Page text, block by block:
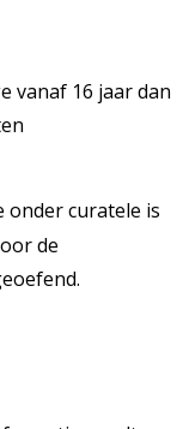
vanaf 16 jaar dan
onder curatele is
de